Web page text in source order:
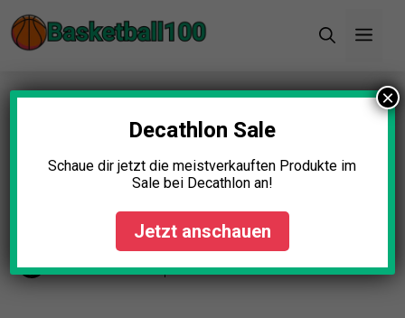
Zum
Inhalt
Startseite»Blog»Basketballschuhe für breite
Füße Test: Die 11 besten (Bestenliste)
Basketballschuhe für breite
Füße Test: Die 11 besten
(Bestenliste)
Johanna Schmidt April 23, 2025
Decathlon Sale
Schaue dir jetzt die meistverkauften Produkte im
Sale bei Decathlon an!
Jetzt anschauen
×